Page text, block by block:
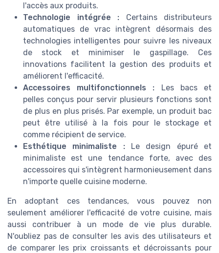
l'accès aux produits.
Technologie intégrée : Certains distributeurs
automatiques de vrac intègrent désormais des
technologies intelligentes pour suivre les niveaux
de stock et minimiser le gaspillage. Ces
innovations facilitent la gestion des produits et
améliorent l'efficacité.
Accessoires multifonctionnels : Les bacs et
pelles conçus pour servir plusieurs fonctions sont
de plus en plus prisés. Par exemple, un produit bac
peut être utilisé à la fois pour le stockage et
comme récipient de service.
Esthétique minimaliste :Le design épuré et
minimaliste est une tendance forte, avec des
accessoires qui s'intègrent harmonieusement dans
n'importe quelle cuisine moderne.
En adoptant ces tendances, vous pouvez non
seulement améliorer l'efficacité de votre cuisine, mais
aussi contribuer à un mode de vie plus durable.
N'oubliez pas de consulter les avis des utilisateurs et
de comparer les prix croissants et décroissants pour